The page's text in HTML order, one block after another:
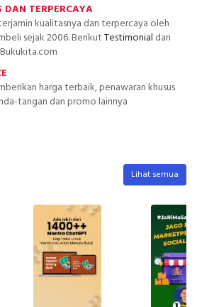
DAN TERPERCAYA
kualitasnya dan terpercaya oleh
sejak 2006. BerikutTestimonial dari
harga terbaik, penawaran khusus
tangan dan promo lainnya
Lihat semua